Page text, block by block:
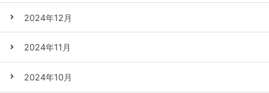
2024年12月
2024年11月
2024年10月